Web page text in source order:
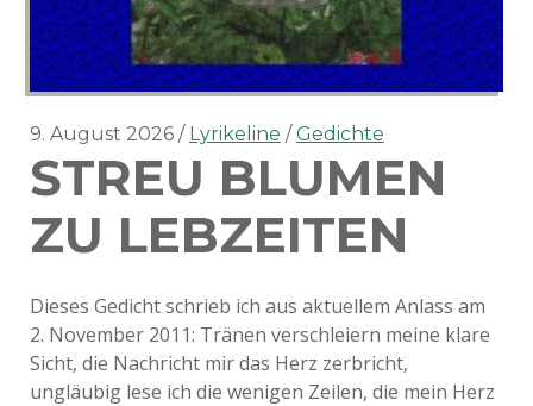
9. August 2026 Lyrikeline Gedichte
STREU BLUMEN
ZU LEBZEITEN
Dieses Gedicht schrieb ich aus aktuellem Anlass am
2. November 2011: Tränen verschleiern meine klare
Sicht, die Nachricht mir das Herz zerbricht,
ungläubig lese ich die wenigen Zeilen, die mein Herz